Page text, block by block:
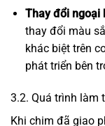
Thay đổi ngoại
thay đổi màu
khác biệt trên
phát triển bên
3.2. Quá trình làm
Khi chim đã giao